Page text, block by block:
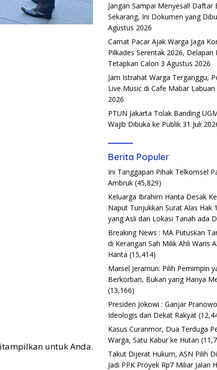
untuk Anda.
Jangan Sampai Menyesal! Daftar
Sekarang, Ini Dokumen yang
Agustus 2026
Camat Pacar Ajak Warga Jaga
Pilkades Serentak 2026, Delapan
Tetapkan Calon 3 Agustus 2026
Jam Istrahat Warga Terganggu,
Live Music di Cafe Mabar
2026
PTUN Jakarta Tolak Banding
Wajib Dibuka ke Publik 31 Juli
Berita Populer
Ini Tanggapan Pihak Telkomsel
Ambruk (45,829)
Keluarga Ibrahim Hanta Desak
Naput Tunjukkan Surat Alas Hak
yang Asli dan Lokasi Tanah ada
Breaking News : MA Putuskan
di Kerangan Sah Milik Ahli Waris
Hanta (15,414)
Marsel Jeramun: Pilih Pemimpin
Berkorban, Bukan yang Hanya
(13,166)
Presiden Jokowi : Ganjar
Ideologis dan Dekat Rakyat
Kasus Curanmor, Dua Terduga
Warga, Satu Kabur ke Hutan
Takut Dijerat Hukum, ASN Pilih
Jadi PPK Proyek Rp7 Miliar Jalan